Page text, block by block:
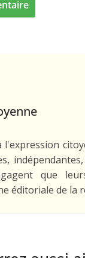
l'expression
que
éditoriale de la